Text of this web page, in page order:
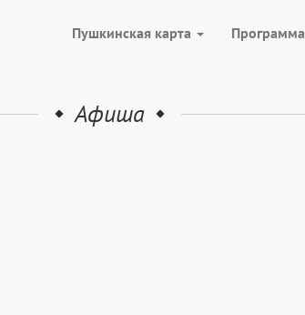
Пушкинская карта Программа
Афиша